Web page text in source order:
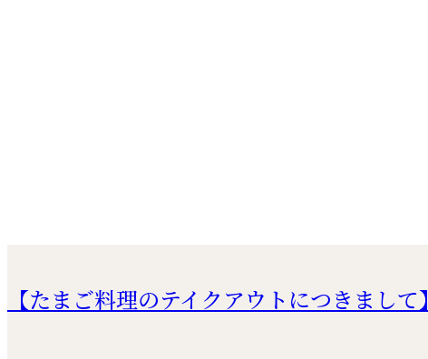
【たまご料理のテイクアウトにつきまして】